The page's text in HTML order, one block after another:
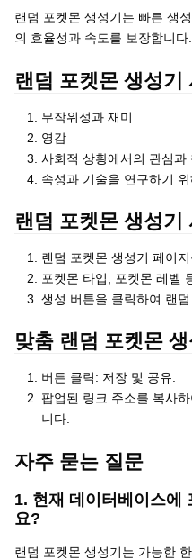
랜덤 포켓몬 생성기는 빠른 생
의 효율성과 속도를 보장합니다.
랜덤 포켓몬 생성기
무작위성과 재미
영감
사회적 상황에서의 관심과
속성과 기술을 연구하기
랜덤 포켓몬 생성기
랜덤 포켓몬 생성기 페이지
포켓몬 타입, 포켓몬 레벨
생성 버튼을 클릭하여 랜
맞춤 랜덤 포켓몬
버튼 클릭: 저장 및 공유.
팝업된 링크 주소를 복사
니다.
자주 묻는 질문
1. 현재 데이터베이스에
요?
랜덤 포켓몬 생성기는 가능한